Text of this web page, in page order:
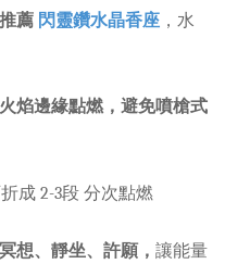
推薦 閃靈鑽水晶香座 ，水
焰邊緣點燃，避免噴槍式
折成 2-3段 分次點燃
想、靜坐、許願， 讓能量